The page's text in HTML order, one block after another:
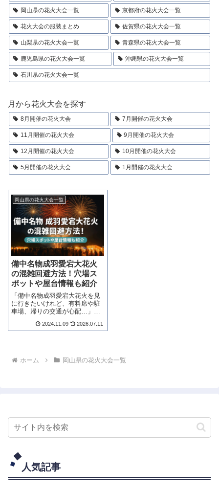
岡山県の花火大会一覧 京都府の花火大会一覧
花火大会の服装まとめ 佐賀県の花火大会一覧
山梨県の花火大会一覧 青森県の花火大会一覧
鹿児島県の花火大会一覧 沖縄県の花火大会一覧
石川県の花火大会一覧
月から花火大会を探す
8月開催の花火大会 7月開催の花火大会
11月開催の花火大会 9月開催の花火大会
12月開催の花火大会 10月開催の花火大会
5月開催の花火大会 1月開催の花火大会
岡山県の花火大会一覧
備中名物成羽愛宕大花火
の混雑回避方法！穴場ス
ポットや屋台情報も紹介
「備中名物成羽愛宕大花火を見
に行きたいけれど、有料席や駐
車場、帰りの交通が心配…」と
うか。結論からお伝えすると、
開催情報から有料...
2024.11.09 2026.07.11
ホーム 岡山県の花火大会一覧
人気記事